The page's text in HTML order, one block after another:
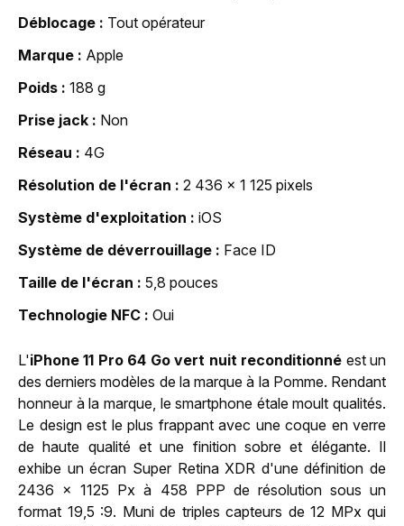
Déblocage
Tout opérateur
Marque
Apple
Poids
188 g
Prise jack
Non
Réseau
4G
Résolution de l'écran
2 436 x 1 125 pixels
Système d'exploitation
iOS
Système de déverrouillage
Face ID
Taille de l'écran
5,8 pouces
Technologie NFC
Oui
L'iPhone 11 Pro 64 Go vert nuit reconditionné est un
des derniers modèles de la marque à la Pomme. Rendant
honneur à la marque, le smartphone étale moult qualités.
Le design est le plus frappant avec une coque en verre
de haute qualité et une finition sobre et élégante. Il
exhibe un écran Super Retina XDR d'une définition de
2436 x 1125 Px à 458 PPP de résolution sous un
format 19,5 :9. Muni de triples capteurs de 12 MPx qui